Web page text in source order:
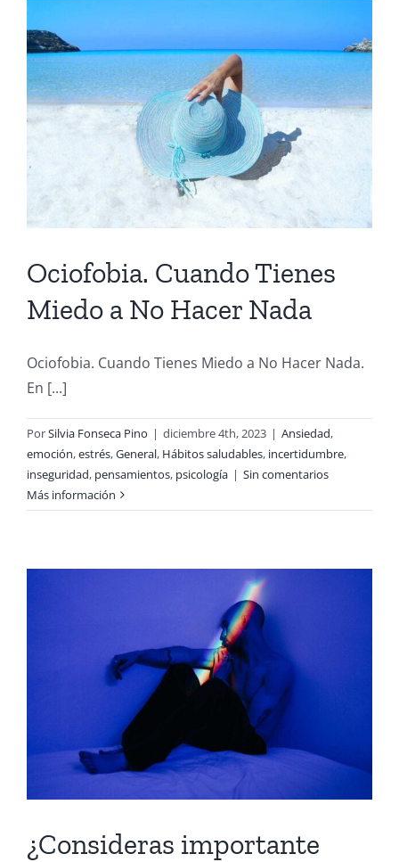
Ociofobia. Cuando Tienes
Miedo a No Hacer Nada
Ociofobia. Cuando Tienes Miedo a No Hacer Nada.
En [...]
PorSilvia Fonseca Pino | diciembre 4th, 2023 | Ansiedad,
emoción,estrés,General, Hábitos saludables, incertidumbre,
inseguridad, pensamientos, psicología | Sin comentarios
Más información
¿Consideras importante